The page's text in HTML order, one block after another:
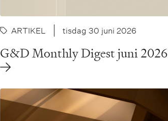
ARTIKEL tisdag 30 juni 2026
G&D Monthly Digest juni 2026